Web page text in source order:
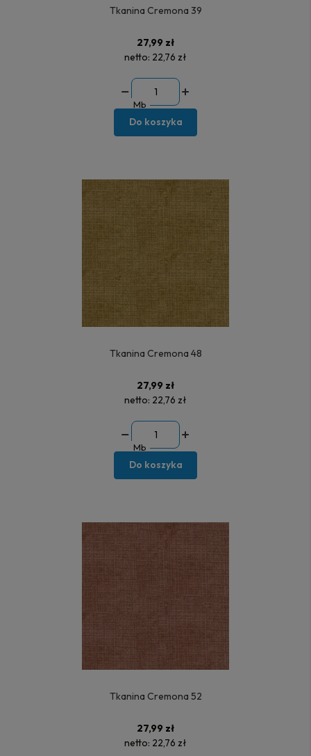
Tkanina Cremona 39
27,99 zł
netto: 22,76 zł
Mb
Do koszyka
Tkanina Cremona 48
27,99 zł
netto: 22,76 zł
Mb
Do koszyka
Tkanina Cremona 52
27,99 zł
netto: 22,76 zł